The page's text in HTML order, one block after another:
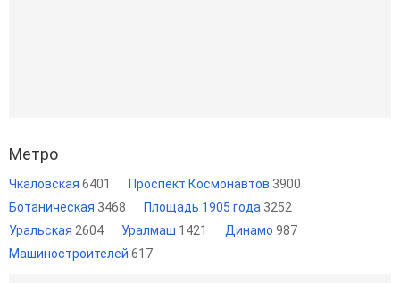
Метро
Чкаловская 6401 Проспект Космонавтов 3900
Ботаническая 3468 Площадь 1905 года 3252
Уральская 2604 Уралмаш 1421 Динамо 987
Машиностроителей 617